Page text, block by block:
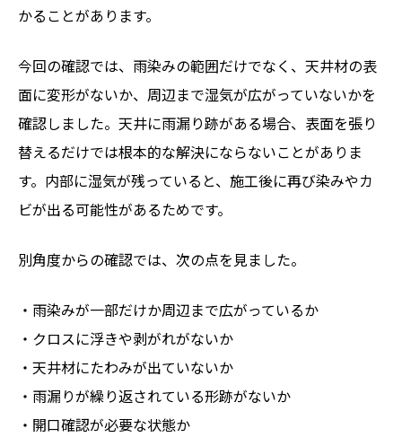
かることがあります。
今回の確認では、雨染みの範囲だけでなく、天井材の表
面に変形がないか、周辺まで湿気が広がっていないかを
確認しました。天井に雨漏り跡がある場合、表面を張り
替えるだけでは根本的な解決にならないことがありま
す。内部に湿気が残っていると、施工後に再び染みやカ
ビが出る可能性があるためです。
別角度からの確認では、次の点を見ました。
・雨染みが一部だけか周辺まで広がっているか
・クロスに浮きや剥がれがないか
・天井材にたわみが出ていないか
・雨漏りが繰り返されている形跡がないか
・開口確認が必要な状態か